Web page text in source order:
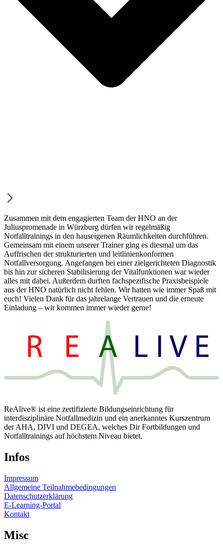
Zusammen mit dem engagierten Team der HNO an der
Juliuspromenade in Würzburg dürfen wir regelmäßig
Notfalltrainings in den hauseigenen Räumlichkeiten durchführen.
Gemeinsam mit einem unserer Trainer ging es diesmal um das
Auffrischen der strukturierten und leitlinienkonformen
Notfallversorgung. Angefangen bei einer zielgerichteten Diagnostik
bis hin zur sicheren Stabilisierung der Vitalfunktionen war wieder
alles mit dabei. Außerdem durften fachspezifische Praxisbeispiele
aus der HNO natürlich nicht fehlen. Wir hatten wie immer Spaß mit
euch! Vielen Dank für das jahrelange Vertrauen und die erneute
Einladung – wir kommen immer wieder gerne!
ReAlive® ist eine zertifizierte Bildungseinrichtung für
interdisziplinäre Notfallmedizin und ein anerkanntes Kurszentrum
der AHA, DIVI und DEGEA, welches Dir Fortbildungen und
Notfalltrainings auf höchstem Niveau bietet.
Infos
Impressum
Allgemeine Teilnahmebedingungen
Datenschutzerklärung
E-Learning-Portal
Kontakt
Misc